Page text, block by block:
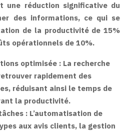
une réduction significative du
des informations, ce qui se
de la productivité de 15%
opérationnels de 10%.
optimisée : La recherche
rapidement des
réduisant ainsi le temps de
la productivité.
: L’automatisation de
aux avis clients, la gestion